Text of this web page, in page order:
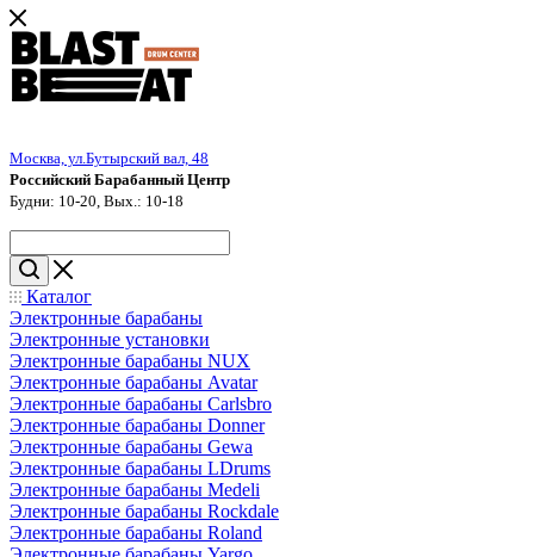
Москва, ул.Бутырский вал, 48
Российский Барабанный Центр
Будни: 10-20, Вых.: 10-18
Каталог
Электронные барабаны
Электронные установки
Электронные барабаны NUX
Электронные барабаны Avatar
Электронные барабаны Carlsbro
Электронные барабаны Donner
Электронные барабаны Gewa
Электронные барабаны LDrums
Электронные барабаны Medeli
Электронные барабаны Rockdale
Электронные барабаны Roland